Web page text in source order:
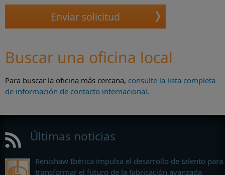
Buscar una oficina local
Para buscar la oficina más cercana, consulte la lista completa
de información de contacto internacional.
Últimas noticias
Renishaw Ibérica impulsa el desarrollo de talento para
transformar el futuro de la fabricación avanzada